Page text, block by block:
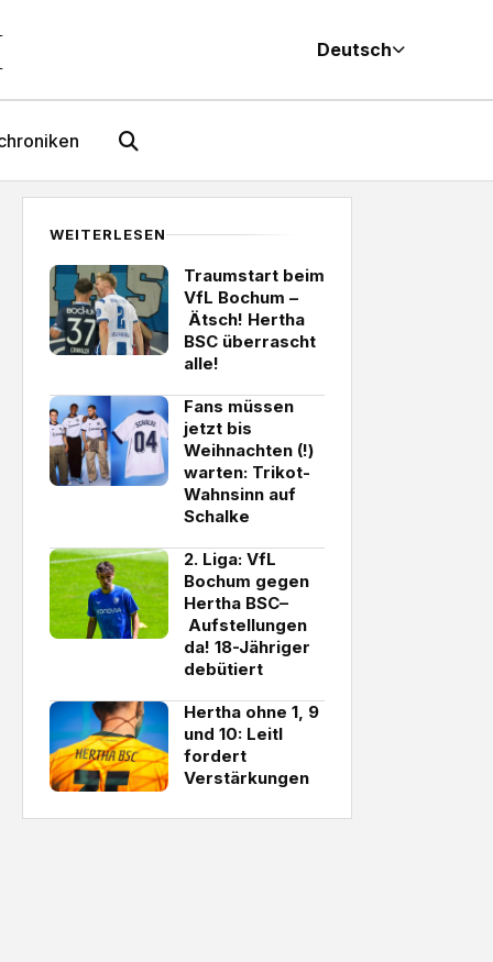
Deutsch
WEITERLESEN
Traumstart beim
VfL Bochum –
Ätsch! Hertha
BSC überrascht
alle!
Fans müssen
jetzt bis
Weihnachten (!)
warten: Trikot-
Wahnsinn auf
Schalke
2. Liga: VfL
Bochum gegen
Hertha BSC–
Aufstellungen
da! 18-Jähriger
debütiert
Hertha ohne 1, 9
und 10: Leitl
fordert
Verstärkungen